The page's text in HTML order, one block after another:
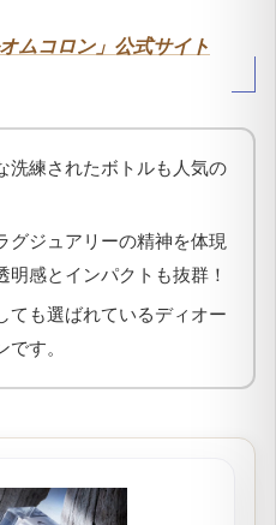
ムコロン」公式サイト
洗練されたボトルも人気の
グジュアリーの精神を体現
明感とインパクトも抜群！
ても選ばれているディオー
です。